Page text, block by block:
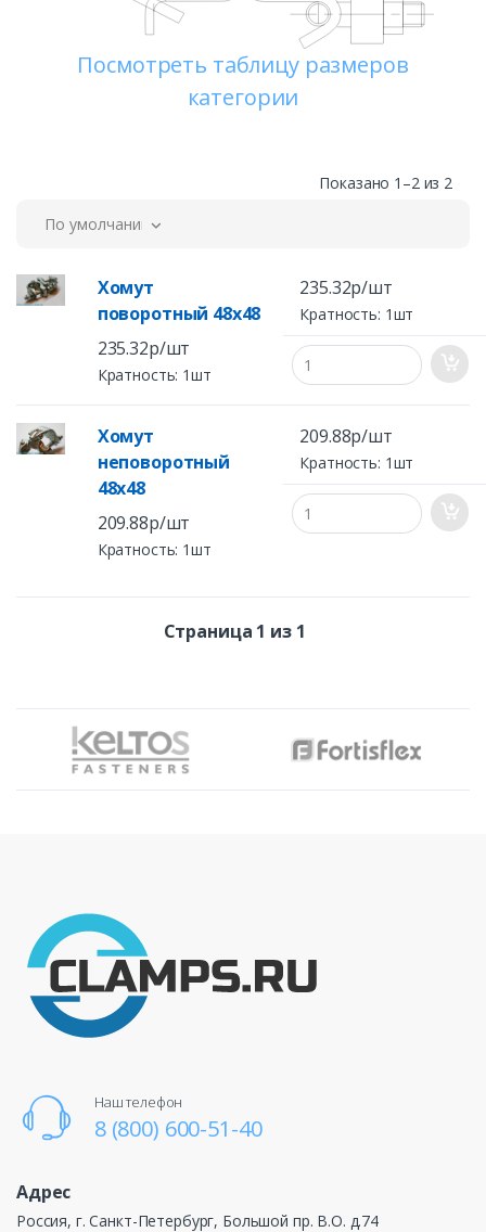
Посмотреть таблицу размеров
категории
Показано 1–2 из 2
По умолчанию
Хомут
поворотный 48х48
235.32р/шт
Кратность: 1шт
235.32р/шт
Кратность: 1шт
Хомут
неповоротный
48х48
209.88р/шт
Кратность: 1шт
209.88р/шт
Кратность: 1шт
Страница 1 из 1
Наш телефон
8 (800) 600-51-40
Адрес
Россия, г. Санкт-Петербург, Большой пр. В.О. д.74